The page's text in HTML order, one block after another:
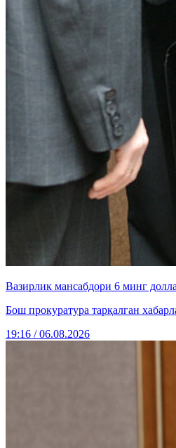
Вазирлик мансабдори 6 минг
Бош прокуратура тарқалган
19:16 / 06.08.2026